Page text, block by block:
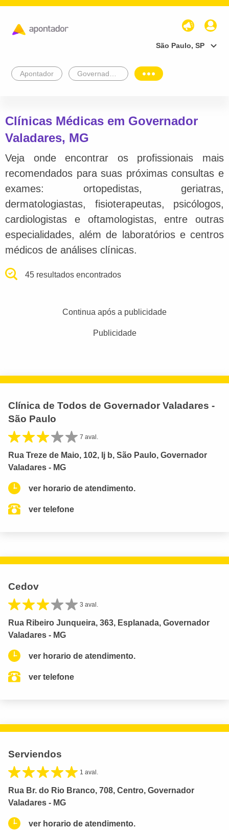
São Paulo, SP
Apontador
Clínicas Médicas em Governador
Valadares, MG
Veja onde encontrar os profissionais mais
recomendados para suas próximas consultas e
exames: ortopedistas, geriatras,
dermatologiastas, fisioterapeutas, psicólogos,
cardiologistas e oftamologistas, entre outras
especialidades, além de laboratórios e centros
médicos de análises clínicas.
45 resultados encontrados
Continua após a publicidade
Publicidade
Clínica de Todos de Governador Valadares -
São Paulo
7 aval.
Rua Treze de Maio, 102, lj b, São Paulo, Governador
Valadares - MG
ver horario de atendimento.
ver telefone
Cedov
3 aval.
Rua Ribeiro Junqueira, 363, Esplanada, Governador
Valadares - MG
ver horario de atendimento.
ver telefone
Serviendos
1 aval.
Rua Br. do Rio Branco, 708, Centro, Governador
Valadares - MG
ver horario de atendimento.